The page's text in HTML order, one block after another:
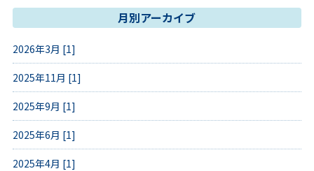
月別アーカイブ
2026年3月 [1]
2025年11月 [1]
2025年9月 [1]
2025年6月 [1]
2025年4月 [1]